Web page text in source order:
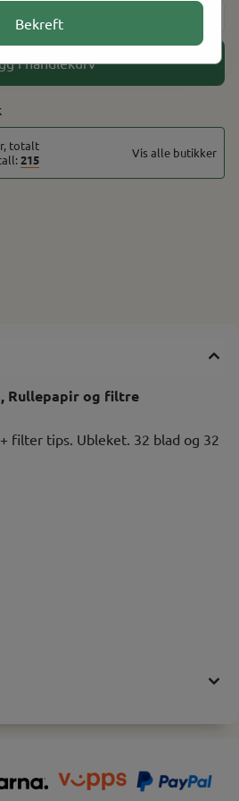
Bekreft
i handlekurv
totalt
215 Vis alle butikker
Rullepapir og filtre
filter tips. Ubleket. 32 blad og 32